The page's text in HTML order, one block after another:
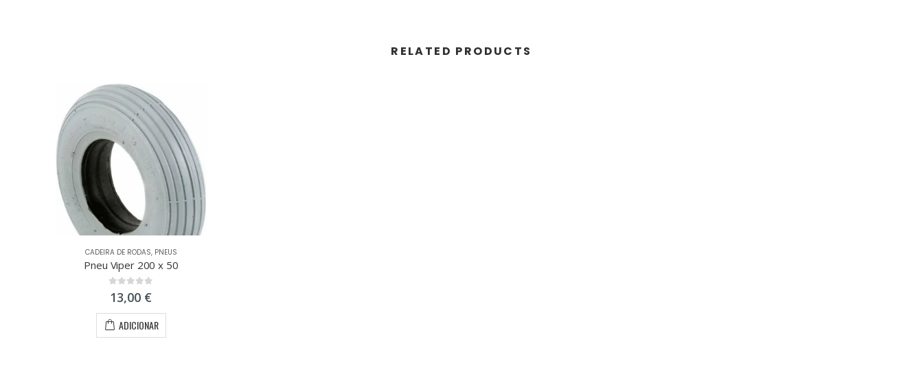
RELATED PRODUCTS
CADEIRA DE RODAS, PNEUS
Pneu Viper 200 x 50
0out of 5
13,00 €
ADICIONAR